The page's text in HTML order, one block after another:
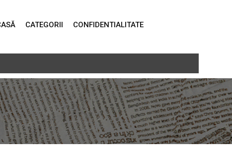
CATEGORII CONFIDENTIALITATE
pentru PNRR